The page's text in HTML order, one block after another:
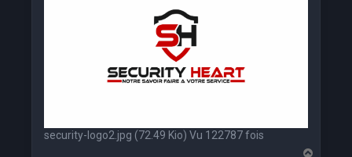
security-logo2.jpg (72.49 Kio) Vu 122787 fois